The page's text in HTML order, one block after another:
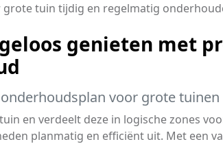
tuin tijdig en regelmatig
genieten met
voor grote tuinen
en verdeelt deze in logische zones
planmatig en efficiënt uit. Met een